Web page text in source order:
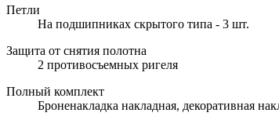
Петли
На подшипниках скрытого типа - 3 шт.
Защита от снятия полотна
2 противосъемных ригеля
Полный комплект
Броненакладка накладная, декоративная